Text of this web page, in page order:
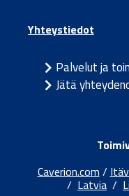
Yhteystiedot
Palvelut ja
Jätä
Caverion.com/
/ Latvia /